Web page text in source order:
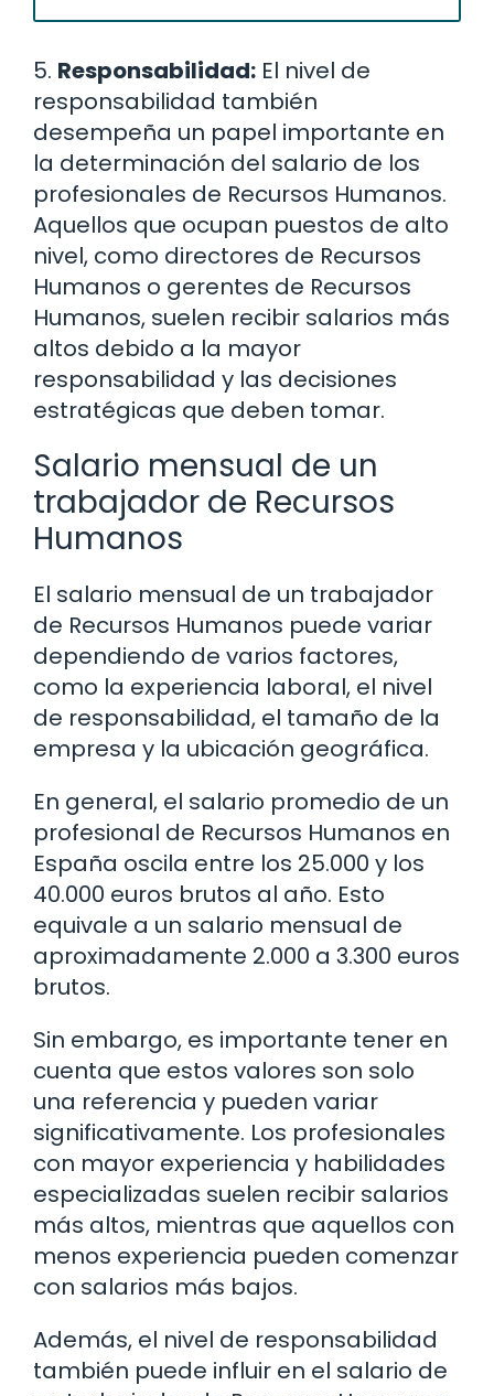
5. Responsabilidad: El nivel de
responsabilidad también
desempeña un papel importante en
la determinación del salario de los
profesionales de Recursos Humanos.
Aquellos que ocupan puestos de alto
nivel, como directores de Recursos
Humanos o gerentes de Recursos
Humanos, suelen recibir salarios más
altos debido a la mayor
responsabilidad y las decisiones
estratégicas que deben tomar.
Salario mensual de un
trabajador de Recursos
Humanos
El salario mensual de un trabajador
de Recursos Humanos puede variar
dependiendo de varios factores,
como la experiencia laboral, el nivel
de responsabilidad, el tamaño de la
empresa y la ubicación geográfica.
En general, el salario promedio de un
profesional de Recursos Humanos en
España oscila entre los 25.000 y los
40.000 euros brutos al año. Esto
equivale a un salario mensual de
aproximadamente 2.000 a 3.300 euros
brutos.
Sin embargo, es importante tener en
cuenta que estos valores son solo
una referencia y pueden variar
significativamente. Los profesionales
con mayor experiencia y habilidades
especializadas suelen recibir salarios
más altos, mientras que aquellos con
menos experiencia pueden comenzar
con salarios más bajos.
Además, el nivel de responsabilidad
también puede influir en el salario de